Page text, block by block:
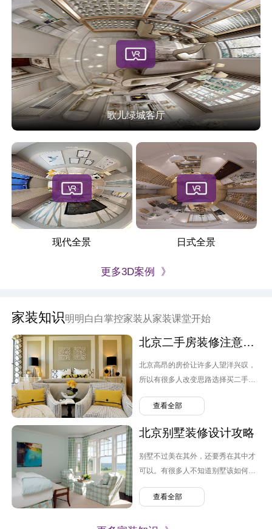
歌儿绿城客厅
现代全景 日式全景
更多3D案例 》
家装知识明明白白掌控家装从家装课堂开始
北京二手房装修注意要点
北京高昂的房价让许多人望洋兴叹，
所以有很多人改变思路选择买二手
修设计可能并不是自己喜欢的风格，
二手房装修需要注意哪几点呢？
查看全部
北京别墅装修设计攻略
别墅不过美在其外，还要秀在其中才
可以。有很多人不知道别墅该如何装
修设计需要注意什么呢？有哪些问题
查看全部